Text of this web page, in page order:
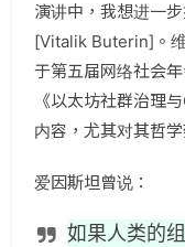
演讲中，我想进一
[Vitalik Buterin]。
于第五届网络社会
《以太坊社群治理
内容，尤其对其哲
爱因斯坦曾说：
如果人类的